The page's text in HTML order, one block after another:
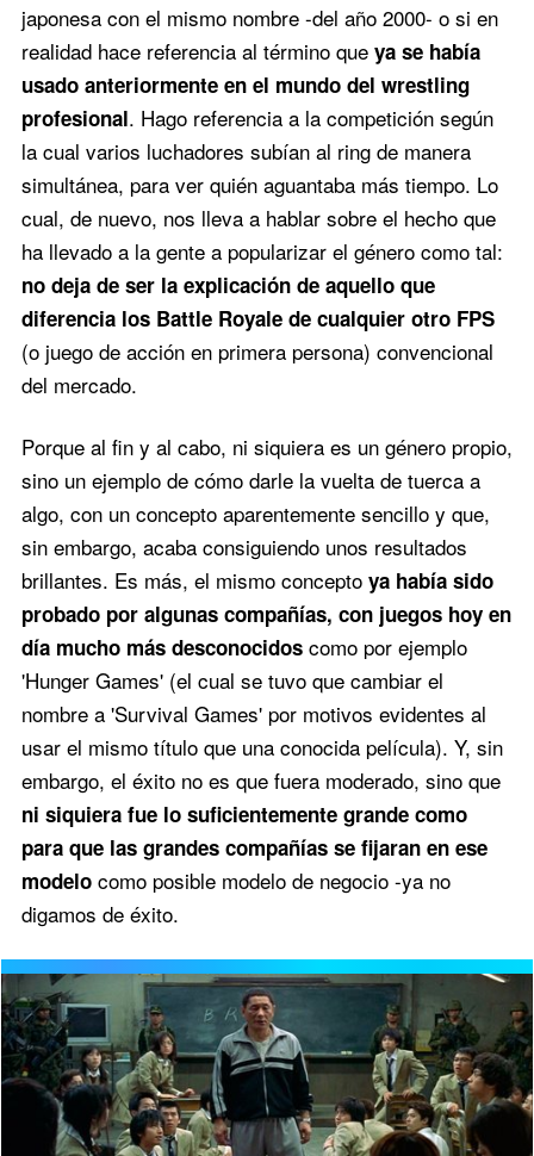
japonesa con el mismo nombre -del año 2000- o si en
realidad hace referencia al término que ya se había
usado anteriormente en el mundo del wrestling
profesional. Hago referencia a la competición según
la cual varios luchadores subían al ring de manera
simultánea, para ver quién aguantaba más tiempo. Lo
cual, de nuevo, nos lleva a hablar sobre el hecho que
ha llevado a la gente a popularizar el género como tal:
no deja de ser la explicación de aquello que
diferencia los Battle Royale de cualquier otro FPS
(o juego de acción en primera persona) convencional
del mercado.
Porque al fin y al cabo, ni siquiera es un género propio,
sino un ejemplo de cómo darle la vuelta de tuerca a
algo, con un concepto aparentemente sencillo y que,
sin embargo, acaba consiguiendo unos resultados
brillantes. Es más, el mismo concepto ya había sido
probado por algunas compañías, con juegos hoy en
día mucho más desconocidoscomo por ejemplo
'Hunger Games' (el cual se tuvo que cambiar el
nombre a 'Survival Games' por motivos evidentes al
usar el mismo título que una conocida película). Y, sin
embargo, el éxito no es que fuera moderado, sino que
ni siquiera fue lo suficientemente grande como
para que las grandes compañías se fijaran en ese
modelocomo posible modelo de negocio -ya no
digamos de éxito.